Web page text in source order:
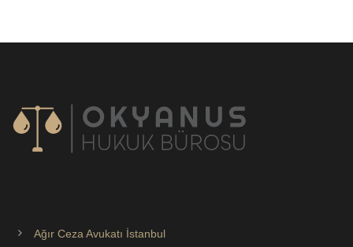
Ağır Ceza Avukatı İstanbul